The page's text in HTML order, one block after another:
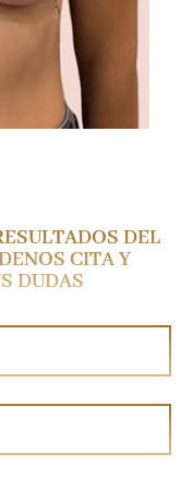
DEL
CITA Y
DUDAS